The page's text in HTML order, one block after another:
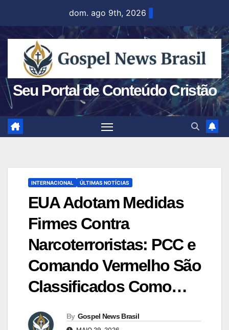
content
dom. ago 9th, 2026
Seu Portal de Conteúdo Cristão
INTERNACIONAL ÚLTIMAS NOTÍCIAS
EUA Adotam Medidas
Firmes Contra
Narcoterroristas: PCC e
Comando Vermelho São
Classificados Como…
By Gospel News Brasil